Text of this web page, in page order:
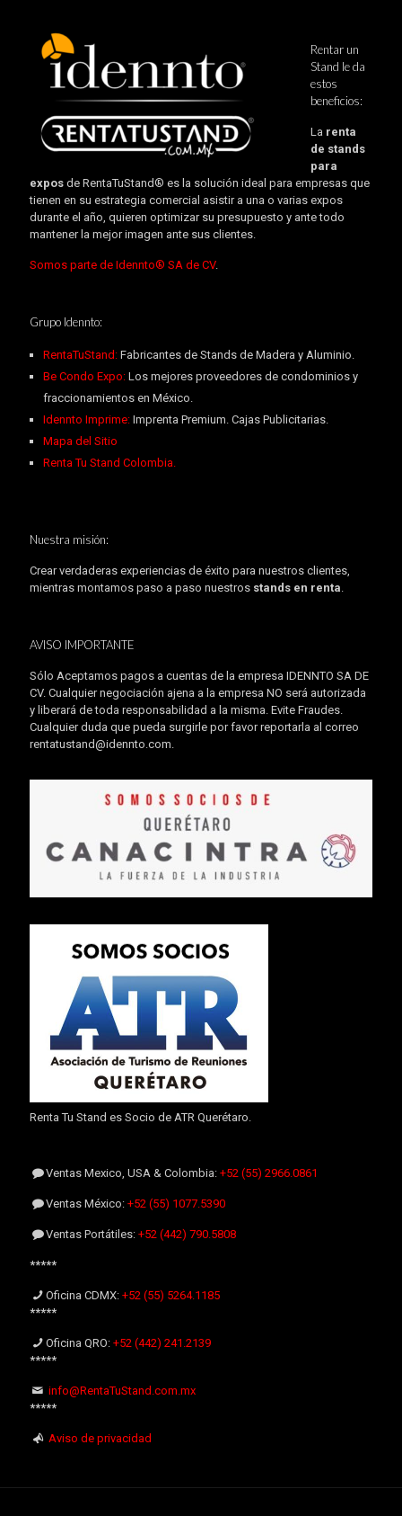
Rentar un
Stand le da
estos
beneficios:
La renta
de stands
para
expos de RentaTuStand® es la solución ideal para empresas que
tienen en su estrategia comercial asistir a una o varias expos
durante el año, quieren optimizar su presupuesto y ante todo
mantener la mejor imagen ante sus clientes.
Somos parte de Idennto® SA de CV.
Grupo Idennto:
RentaTuStand:Fabricantes de Stands de Madera y Aluminio.
Be Condo Expo: Los mejores proveedores de condominios y
fraccionamientos en México.
Idennto Imprime:Imprenta Premium. Cajas Publicitarias.
Mapa del Sitio
Renta Tu Stand Colombia.
Nuestra misión:
Crear verdaderas experiencias de éxito para nuestros clientes,
mientras montamos paso a paso nuestros stands en renta.
AVISO IMPORTANTE
Sólo Aceptamos pagos a cuentas de la empresa IDENNTO SA DE
CV. Cualquier negociación ajena a la empresa NO será autorizada
y liberará de toda responsabilidad a la misma. Evite Fraudes.
Cualquier duda que pueda surgirle por favor reportarla al correo
rentatustand@idennto.com.
Renta Tu Stand es Socio de ATR Querétaro.
Ventas Mexico, USA & Colombia:+52 (55) 2966.0861
Ventas México:+52 (55) 1077.5390
Ventas Portátiles:+52 (442) 790.5808
*****
Oficina CDMX:+52 (55) 5264.1185
*****
Oficina QRO:+52 (442) 241.2139
*****
info@RentaTuStand.com.mx
*****
Aviso de privacidad